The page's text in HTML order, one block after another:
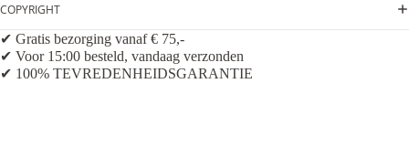
COPYRIGHT
✔ Gratis bezorging vanaf € 75,-
✔ Voor 15:00 besteld, vandaag verzonden
✔ 100% TEVREDENHEIDSGARANTIE